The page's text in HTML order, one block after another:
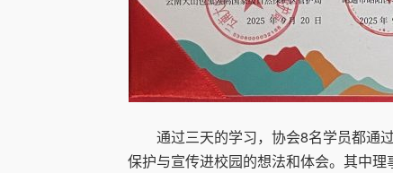
通过三天的学习，协会8名学员都通
保护与宣传进校园的想法和体会。其中